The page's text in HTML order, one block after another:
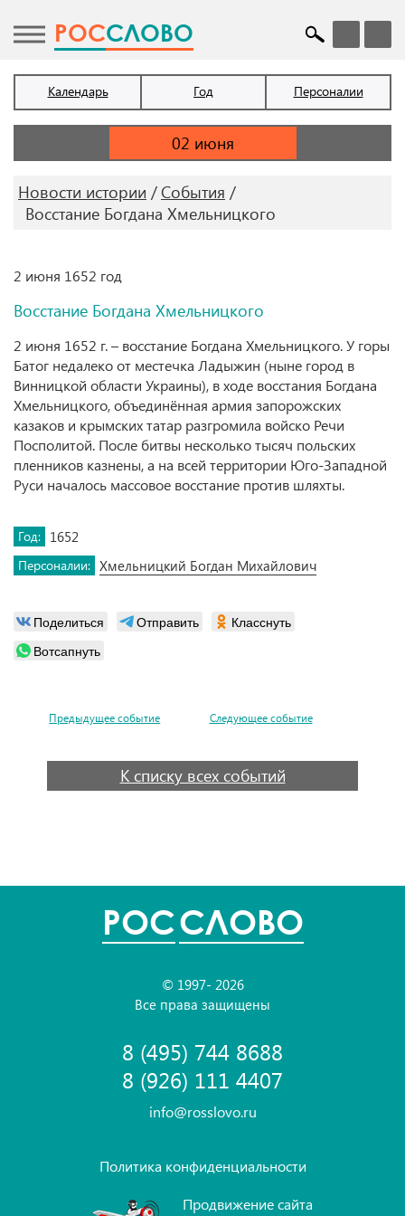
POCСЛОВО
Календарь Год Персоналии
Новости истории
События
Восстание Богдана Хмельницкого
2 июня 1652 год
Восстание Богдана Хмельницкого
2 июня 1652 г. – восстание Богдана Хмельницкого. У горы
Батог недалеко от местечка Ладыжин (ныне город в
Винницкой области Украины), в ходе восстания Богдана
Хмельницкого, объединённая армия запорожских
казаков и крымских татар разгромила войско Речи
Посполитой. После битвы несколько тысяч польских
пленников казнены, а на всей территории Юго-Западной
Руси началось массовое восстание против шляхты.
Год: 1652
Персоналии: Хмельницкий Богдан Михайлович
Поделиться Отправить
Класснуть
Вотсапнуть
Предыдущее событие Следующее событие
К списку всех событий
POCСЛОВО
© 1997- 2026
Все права защищены
8 (495) 744 8688
8 (926) 111 4407
info@rosslovo.ru
Политика конфиденциальности
Продвижение сайта